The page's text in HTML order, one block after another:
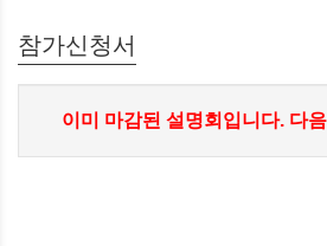
참가신청서
이미 마감된 설명회입니다. 다